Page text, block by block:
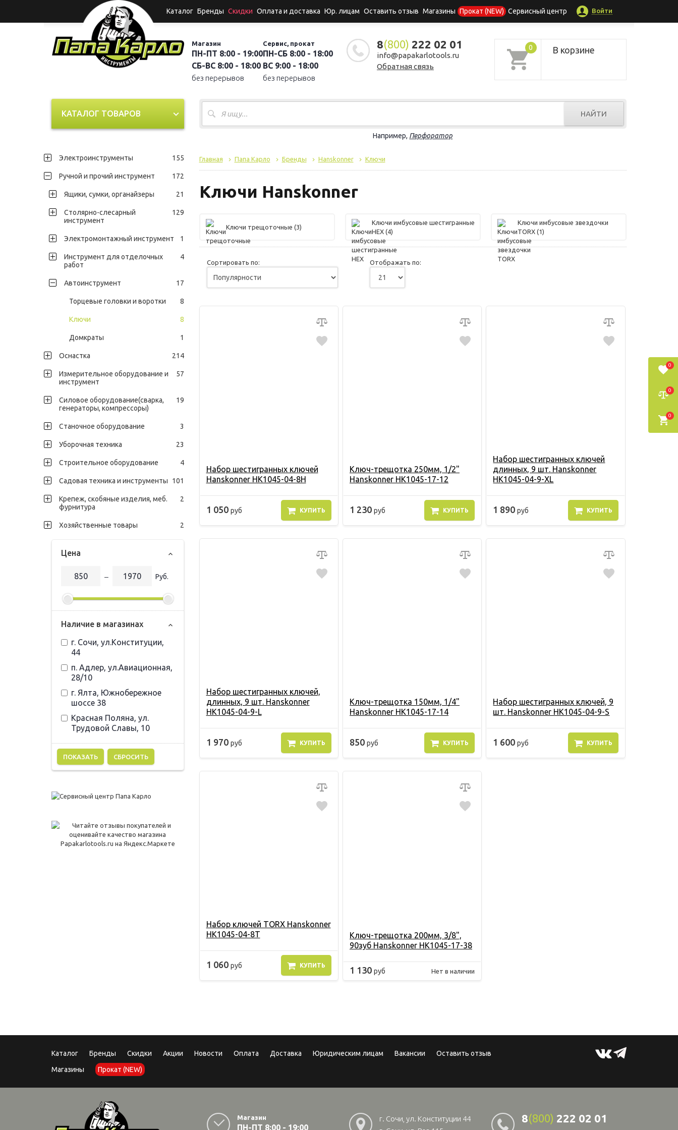
Каталог Бренды Скидки Оплата и доставка Юр. лицам Оставить отзыв Магазины Прокат (NEW) Сервисный центр Войти
Магазин
ПН-ПТ 8:00 - 19:00
СБ-ВС 8:00 - 18:00
без перерывов
Сервис, прокат
ПН-СБ 8:00 - 18:00
ВС 9:00 - 18:00
без перерывов
8(800) 222 02 01
info@papakarlotools.ru
Обратная связь
0 В корзине
НАЙТИ
Например, Перфоратор
КАТАЛОГ ТОВАРОВ
Электроинструменты 155
Ручной и прочий инструмент 172
Ящики, сумки, органайзеры 21
Столярно-слесарный
инструмент
129
Электромонтажный инструмент 1
Инструмент для отделочных
работ
4
Автоинструмент 17
Торцевые головки и воротки 8
Ключи 8
Домкраты 1
Оснастка 214
Измерительное оборудование и
инструмент
57
Силовое оборудование(сварка,
генераторы, компрессоры)
19
Станочное оборудование 3
Уборочная техника 23
Строительное оборудование 4
Садовая техника и инструменты 101
Крепеж, скобяные изделия, меб.
фурнитура
2
Хозяйственные товары 2
Цена
‒ Руб.
Наличие в магазинах
г. Сочи, ул.Конституции,
44
п. Адлер, ул.Авиационная,
28/10
г. Ялта, Южнобережное
шоссе 38
Красная Поляна, ул.
Трудовой Славы, 10
СБРОСИТЬ
Главная Папа Карло Бренды Hanskonner Ключи
Ключи Hanskonner
Ключи трещоточные (3)
Ключи имбусовые шестигранные
HEX (4)
Ключи имбусовые звездочки
TORX (1)
Сортировать по: Отображать по:
Набор шестигранных ключей
Hanskonner HK1045-04-8H
1 050 руб КУПИТЬ
Ключ-трещотка 250мм, 1/2"
Hanskonner HK1045-17-12
1 230 руб КУПИТЬ
Набор шестигранных ключей
длинных, 9 шт. Hanskonner
HK1045-04-9-XL
1 890руб КУПИТЬ
Набор шестигранных ключей,
длинных, 9 шт. Hanskonner
HK1045-04-9-L
1 970 руб КУПИТЬ
Ключ-трещотка 150мм, 1/4"
Hanskonner HK1045-17-14
850 руб КУПИТЬ
Набор шестигранных ключей, 9
шт. Hanskonner HK1045-04-9-S
1 600руб КУПИТЬ
Набор ключей TORX Hanskonner
HK1045-04-8T
1 060 руб КУПИТЬ
Ключ-трещотка 200мм, 3/8",
90зуб Hanskonner HK1045-17-38
1 130 руб Нет в наличии
Каталог Бренды Скидки Акции Новости Оплата Доставка Юридическим лицам Вакансии
Оставить отзыв
Магазины
Прокат (NEW)
Магазин
ПН-ПТ 8:00 - 19:00
г. Сочи, ул. Конституции 44
8(800) 222 02 01
0
0
0